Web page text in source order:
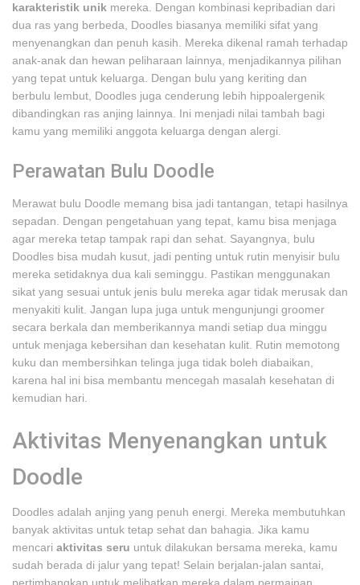
karakteristik unik mereka. Dengan kombinasi kepribadian dari
dua ras yang berbeda, Doodles biasanya memiliki sifat yang
menyenangkan dan penuh kasih. Mereka dikenal ramah terhadap
anak-anak dan hewan peliharaan lainnya, menjadikannya pilihan
yang tepat untuk keluarga. Dengan bulu yang keriting dan
berbulu lembut, Doodles juga cenderung lebih hippoalergenik
dibandingkan ras anjing lainnya. Ini menjadi nilai tambah bagi
kamu yang memiliki anggota keluarga dengan alergi.
Perawatan Bulu Doodle
Merawat bulu Doodle memang bisa jadi tantangan, tetapi hasilnya
sepadan. Dengan pengetahuan yang tepat, kamu bisa menjaga
agar mereka tetap tampak rapi dan sehat. Sayangnya, bulu
Doodles bisa mudah kusut, jadi penting untuk rutin menyisir bulu
mereka setidaknya dua kali seminggu. Pastikan menggunakan
sikat yang sesuai untuk jenis bulu mereka agar tidak merusak dan
menyakiti kulit. Jangan lupa juga untuk mengunjungi groomer
secara berkala dan memberikannya mandi setiap dua minggu
untuk menjaga kebersihan dan kesehatan kulit. Rutin memotong
kuku dan membersihkan telinga juga tidak boleh diabaikan,
karena hal ini bisa membantu mencegah masalah kesehatan di
kemudian hari.
Aktivitas Menyenangkan untuk
Doodle
Doodles adalah anjing yang penuh energi. Mereka membutuhkan
banyak aktivitas untuk tetap sehat dan bahagia. Jika kamu
mencari aktivitas seru untuk dilakukan bersama mereka, kamu
sudah berada di jalur yang tepat! Selain berjalan-jalan santai,